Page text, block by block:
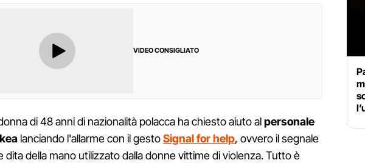
VIDEO CONSIGLIATO
di 48 anni di nazionalità polacca ha chiesto aiuto alpersonale
lanciando l'allarme con il gestoSignal for help, ovvero il segnale
dita della mano utilizzato dalla donne vittime di violenza. Tutto è